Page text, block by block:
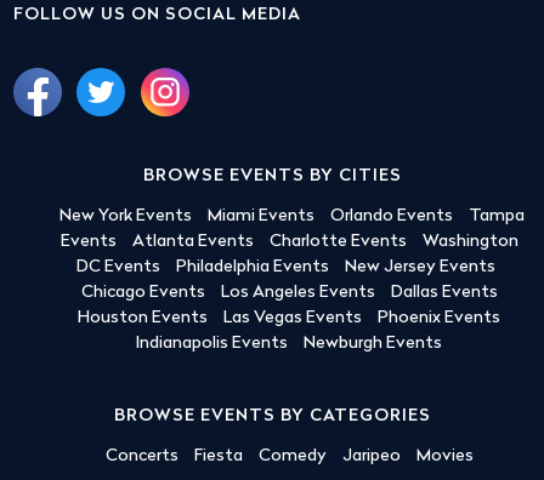
FOLLOW US ON SOCIAL MEDIA
BROWSE EVENTS BY CITIES
New York Events Miami Events Orlando Events
Tampa
Events
Atlanta Events Charlotte Events
Washington
DC Events
Philadelphia Events
New Jersey Events
Chicago Events
Los Angeles Events
Dallas Events
Houston Events
Las Vegas Events
Phoenix Events
Indianapolis Events
Newburgh Events
BROWSE EVENTS BY CATEGORIES
Concerts Fiesta Comedy Jaripeo Movies